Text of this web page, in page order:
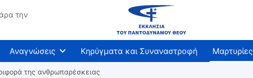
την
Αναγνώσεις Κηρύγματα και Συναναστροφή Μαρτυρίες
της ανθρωπαρέσκειας